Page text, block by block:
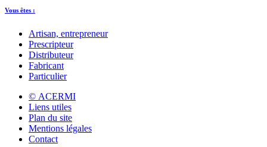
Vous êtes :
Artisan, entrepreneur
Prescripteur
Distributeur
Fabricant
Particulier
© ACERMI
Liens utiles
Plan du site
Mentions légales
Contact